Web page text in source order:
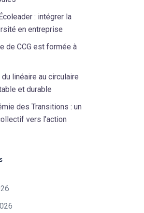
: intégrer la
en entreprise
de CCG est formée à
linéaire au circulaire
et durable
des Transitions : un
vers l’action